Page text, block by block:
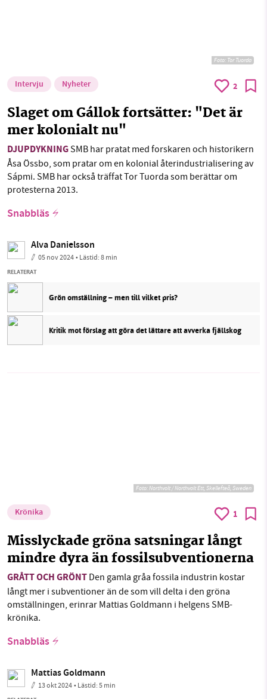
Foto: Tor Tuorda
Intervju Nyheter 2
Slaget om Gállok fortsätter: "Det är
mer kolonialt nu"
DJUPDYKNINGSMB har pratat med forskaren och historikern
Åsa Össbo, som pratar om en kolonial återindustrialisering av
Sápmi. SMB har också träffat Tor Tuorda som berättar om
protesterna 2013.
Snabbläs
Alva Danielsson
05 nov 2024• Lästid:8 min
RELATERAT
Grön omställning – men till vilket pris?
Kritik mot förslag att göra det lättare att avverka fjällskog
Foto:Northvolt / Northvolt Ett, Skellefteå, Sweden
Krönika 1
Misslyckade gröna satsningar långt
mindre dyra än fossilsubventionerna
GRÅTT OCH GRÖNT Den gamla gråa fossila industrin kostar
långt mer i subventioner än de som vill delta i den gröna
omställningen, erinrar Mattias Goldmann i helgens SMB-
krönika.
Snabbläs
Mattias Goldmann
13 okt 2024• Lästid:5 min